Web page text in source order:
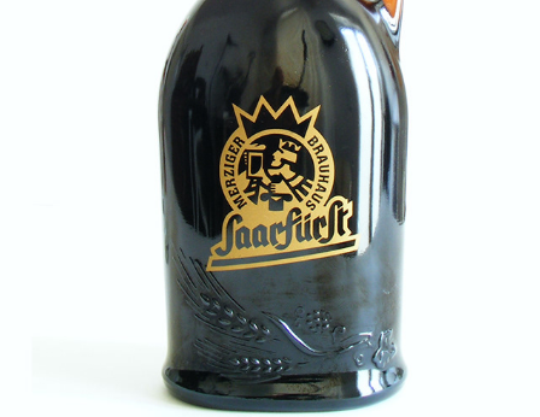
SAARFÜRST BRAUHAUS